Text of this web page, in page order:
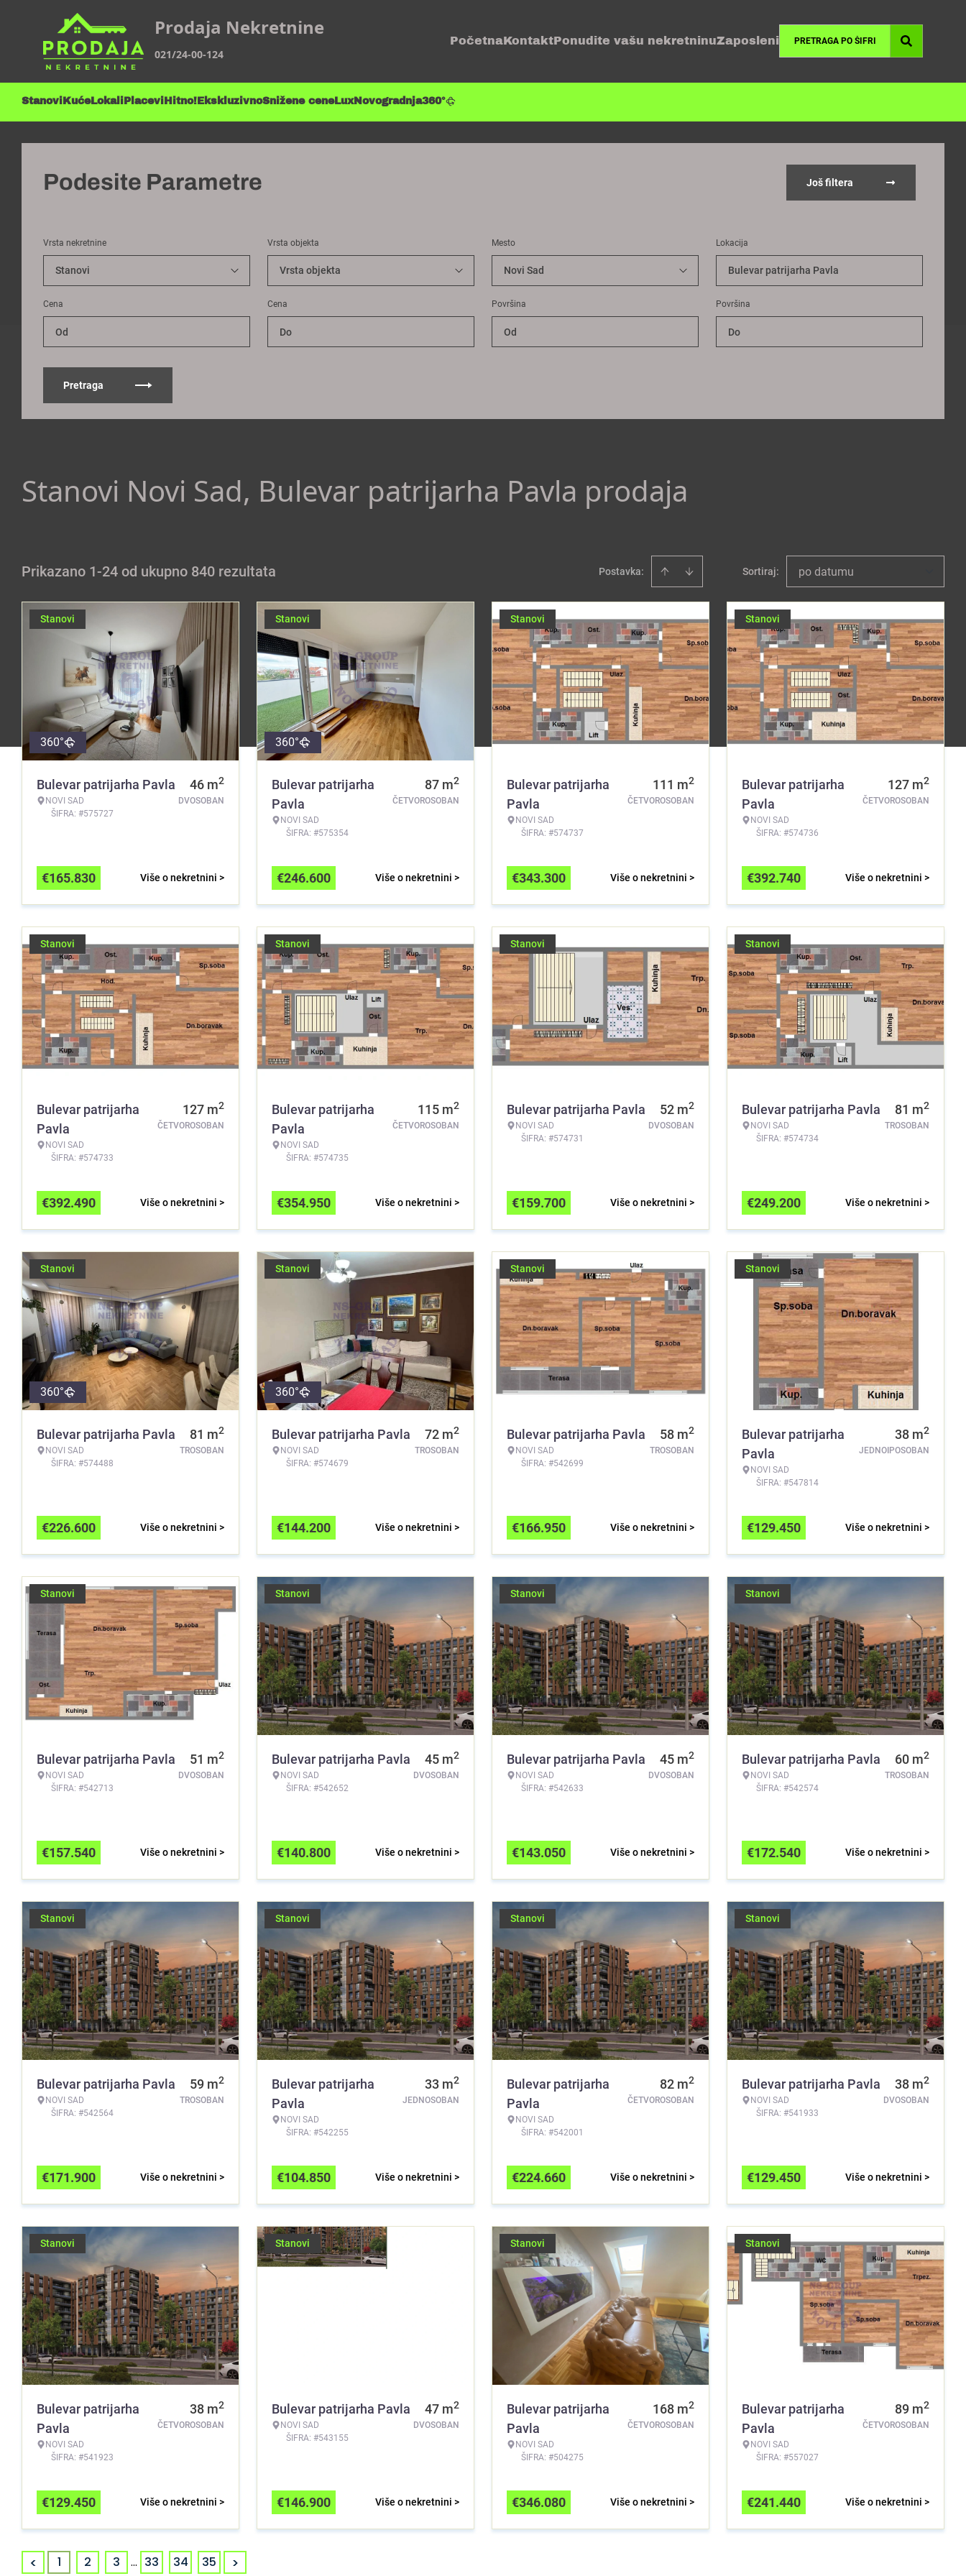
Prodaja Nekretnine
021/24-00-124
Početna Kontakt Ponudite vašu nekretninuZaposleni
Stanovi KućeLokali Placevi Hitno! EkskluzivnoSnižene ceneLuxNovogradnja360°
Podesite Parametre Još filtera
Vrsta nekretnine Vrsta objekta Mesto Lokacija
Bulevar patrijarha Pavla
Cena Cena Površina Površina
Pretraga
Stanovi Novi Sad, Bulevar patrijarha Pavla prodaja
Prikazano 1-24 od ukupno 840 rezultata Postavka: Sortiraj: po datumu
Stanovi
360°
Bulevar patrijarha Pavla
NOVI SAD
ŠIFRA: #575727
46 m2
DVOSOBAN
Više o nekretnini >
€165.830
Stanovi
360°
Bulevar patrijarha
Pavla
NOVI SAD
ŠIFRA: #575354
87 m2
ČETVOROSOBAN
Više o nekretnini >
€246.600
Stanovi
Bulevar patrijarha
Pavla
NOVI SAD
ŠIFRA: #574737
111 m2
ČETVOROSOBAN
Više o nekretnini >
€343.300
Stanovi
Bulevar patrijarha
Pavla
NOVI SAD
ŠIFRA: #574736
127 m2
ČETVOROSOBAN
Više o nekretnini >
€392.740
Stanovi
Bulevar patrijarha
Pavla
NOVI SAD
ŠIFRA: #574733
127 m2
ČETVOROSOBAN
Više o nekretnini >
€392.490
Stanovi
Bulevar patrijarha
Pavla
NOVI SAD
ŠIFRA: #574735
115 m2
ČETVOROSOBAN
Više o nekretnini >
€354.950
Stanovi
Bulevar patrijarha Pavla
NOVI SAD
ŠIFRA: #574731
52 m2
DVOSOBAN
Više o nekretnini >
€159.700
Stanovi
Bulevar patrijarha Pavla
NOVI SAD
ŠIFRA: #574734
81 m2
TROSOBAN
Više o nekretnini >
€249.200
Stanovi
360°
Bulevar patrijarha Pavla
NOVI SAD
ŠIFRA: #574488
81 m2
TROSOBAN
Više o nekretnini >
€226.600
Stanovi
360°
Bulevar patrijarha Pavla
NOVI SAD
ŠIFRA: #574679
72 m2
TROSOBAN
Više o nekretnini >
€144.200
Stanovi
Bulevar patrijarha Pavla
NOVI SAD
ŠIFRA: #542699
58 m2
TROSOBAN
Više o nekretnini >
€166.950
Stanovi
Bulevar patrijarha
Pavla
NOVI SAD
ŠIFRA: #547814
38 m2
JEDNOIPOSOBAN
Više o nekretnini >
€129.450
Stanovi
Bulevar patrijarha Pavla
NOVI SAD
ŠIFRA: #542713
51 m2
DVOSOBAN
Više o nekretnini >
€157.540
Stanovi
Bulevar patrijarha Pavla
NOVI SAD
ŠIFRA: #542652
45 m2
DVOSOBAN
Više o nekretnini >
€140.800
Stanovi
Bulevar patrijarha Pavla
NOVI SAD
ŠIFRA: #542633
45 m2
DVOSOBAN
Više o nekretnini >
€143.050
Stanovi
Bulevar patrijarha Pavla
NOVI SAD
ŠIFRA: #542574
60 m2
TROSOBAN
Više o nekretnini >
€172.540
Stanovi
Bulevar patrijarha Pavla
NOVI SAD
ŠIFRA: #542564
59 m2
TROSOBAN
Više o nekretnini >
€171.900
Stanovi
Bulevar patrijarha
Pavla
NOVI SAD
ŠIFRA: #542255
33 m2
JEDNOSOBAN
Više o nekretnini >
€104.850
Stanovi
Bulevar patrijarha
Pavla
NOVI SAD
ŠIFRA: #542001
82 m2
ČETVOROSOBAN
Više o nekretnini >
€224.660
Stanovi
Bulevar patrijarha Pavla
NOVI SAD
ŠIFRA: #541933
38 m2
DVOSOBAN
Više o nekretnini >
€129.450
Stanovi
Bulevar patrijarha
Pavla
NOVI SAD
ŠIFRA: #541923
38 m2
ČETVOROSOBAN
Više o nekretnini >
€129.450
Stanovi
Bulevar patrijarha Pavla
NOVI SAD
ŠIFRA: #543155
47 m2
DVOSOBAN
Više o nekretnini >
€146.900
Stanovi
Bulevar patrijarha
Pavla
NOVI SAD
ŠIFRA: #504275
168 m2
ČETVOROSOBAN
Više o nekretnini >
€346.080
Stanovi
Bulevar patrijarha
Pavla
NOVI SAD
ŠIFRA: #557027
89 m2
ČETVOROSOBAN
Više o nekretnini >
€241.440
< 1 2 3 ... 33 34 35 >